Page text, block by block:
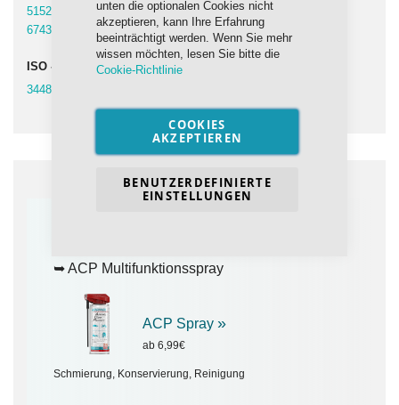
unten die optionalen Cookies nicht
akzeptieren, kann Ihre Erfahrung
beeinträchtigt werden. Wenn Sie mehr
wissen möchten, lesen Sie bitte die
Cookie-Richtlinie
COOKIES
AKZEPTIEREN
BENUTZERDEFINIERTE
EINSTELLUNGEN
51524-1 (HL) 4Artikel
6743-4 (HL)
Artikel
ISO - Spezifikation
3448
➥ ACP Multifunktionsspray
ACP Spray »
ab 6,99€
Schmierung, Konservierung, Reinigung